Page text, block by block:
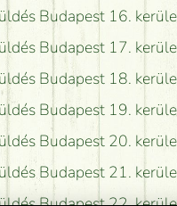
Budapest 16.
Budapest 17.
Budapest 18.
Budapest 19.
Budapest 20.
Budapest 21.